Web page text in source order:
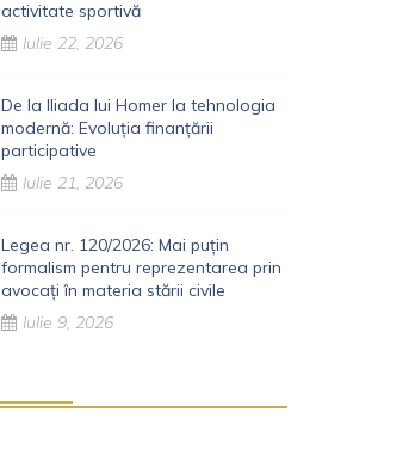
activitate sportivă
Iulie 22, 2026
De la Iliada lui Homer la tehnologia
modernă: Evoluția finanțării
participative
Iulie 21, 2026
Legea nr. 120/2026: Mai puțin
formalism pentru reprezentarea prin
avocați în materia stării civile
Iulie 9, 2026